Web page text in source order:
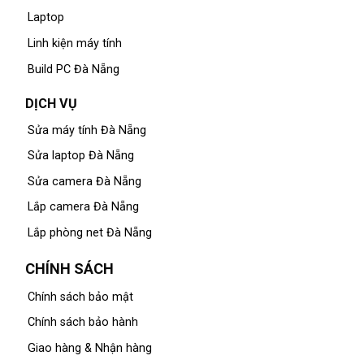
Laptop
Linh kiện máy tính
Build PC Đà Nẵng
DỊCH VỤ
Sửa máy tính Đà Nẵng
Sửa laptop Đà Nẵng
Sửa camera Đà Nẵng
Lắp camera Đà Nẵng
Lắp phòng net Đà Nẵng
CHÍNH SÁCH
Chính sách bảo mật
Chính sách bảo hành
Giao hàng & Nhận hàng